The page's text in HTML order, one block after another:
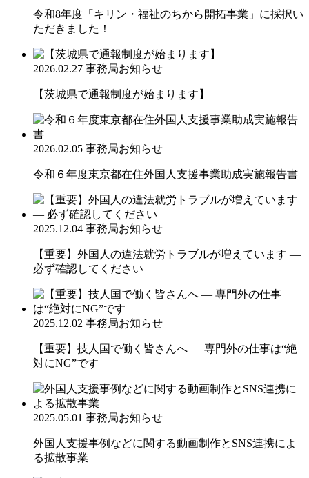
令和8年度「キリン・福祉のちから開拓事業」に採択い
ただきました！
2026.02.27 事務局お知らせ
【茨城県で通報制度が始まります】
2026.02.05 事務局お知らせ
令和６年度東京都在住外国人支援事業助成実施報告書
2025.12.04 事務局お知らせ
【重要】外国人の違法就労トラブルが増えています ―
必ず確認してください
2025.12.02 事務局お知らせ
【重要】技人国で働く皆さんへ ― 専門外の仕事は“絶
対にNG”です
2025.05.01 事務局お知らせ
外国人支援事例などに関する動画制作とSNS連携によ
る拡散事業